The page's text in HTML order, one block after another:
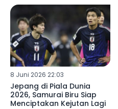
8 Juni 2026 22:03
Jepang di Piala Dunia
2026, Samurai Biru Siap
Menciptakan Kejutan Lagi